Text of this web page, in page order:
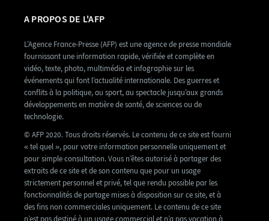
A PROPOS DE L'AFP
L’Agence France-Presse (AFP) est une agence de presse mondiale
fournissant une information rapide, vérifiée et complète en
vidéo, texte, photo, multimédia et infographie sur les
événements qui font l’actualité internationale. Des guerres et
conflits à la politique, au sport, au spectacle jusqu’aux grands
développements en matière de santé, de sciences ou de
technologie.
© AFP 2020. Tous droits réservés. Le contenu de ce site est fourni
« tel quel », pour votre information personnelle uniquement et
pour simple consultation. Vous n’êtes autorisé à partager des
extraits de ce site et de son contenu que pour un usage
strictement personnel et privé, tel que rendu possible par les
fonctionnalités de partage mises à disposition sur ce site, et à
des fins non commerciales uniquement. Le contenu de ce site
n’est pas destiné à un usage commercial et n’a pas vocation à